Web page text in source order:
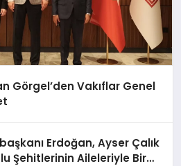
Görgel’den Vakıflar Genel
Erdoğan, Ayser Çalık
Şehitlerinin Aileleriyle Bir